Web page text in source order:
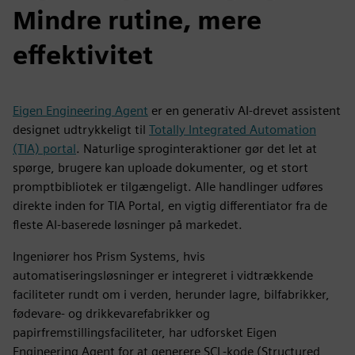
Mindre rutine, mere
effektivitet
Eigen Engineering Agent er en generativ AI-drevet assistent
designet udtrykkeligt til Totally Integrated Automation
(TIA) portal. Naturlige sproginteraktioner gør det let at
spørge, brugere kan uploade dokumenter, og et stort
promptbibliotek er tilgængeligt. Alle handlinger udføres
direkte inden for TIA Portal, en vigtig differentiator fra de
fleste AI-baserede løsninger på markedet.
Ingeniører hos Prism Systems, hvis
automatiseringsløsninger er integreret i vidtrækkende
faciliteter rundt om i verden, herunder lagre, bilfabrikker,
fødevare- og drikkevarefabrikker og
papirfremstillingsfaciliteter, har udforsket Eigen
Engineering Agent for at generere SCL-kode (Structured